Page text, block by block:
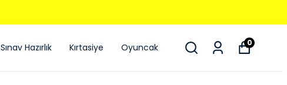
Sınav Hazırlık Kırtasiye Oyuncak 0